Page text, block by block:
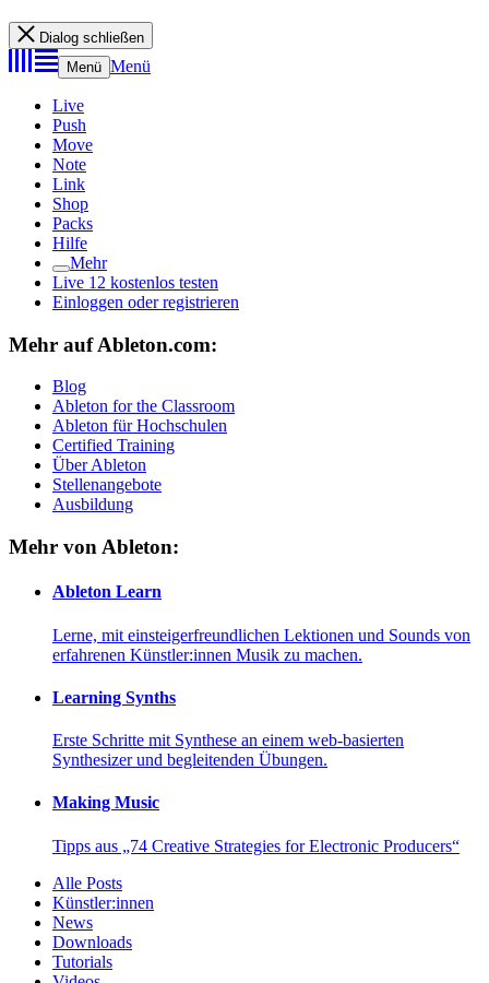
Dialog schließen
Menü Menü
Live
Push
Move
Note
Link
Shop
Packs
Hilfe
Mehr
Live 12 kostenlos testen
Einloggen oder registrieren
Mehr auf Ableton.com:
Blog
Ableton for the Classroom
Ableton für Hochschulen
Certified Training
Über Ableton
Stellenangebote
Ausbildung
Mehr von Ableton:
Ableton Learn
Lerne, mit einsteigerfreundlichen Lektionen und Sounds von
erfahrenen Künstler:innen Musik zu machen.
Learning Synths
Erste Schritte mit Synthese an einem web-basierten
Synthesizer und begleitenden Übungen.
Making Music
Tipps aus „74 Creative Strategies for Electronic Producers“
Alle Posts
Künstler:innen
News
Downloads
Tutorials